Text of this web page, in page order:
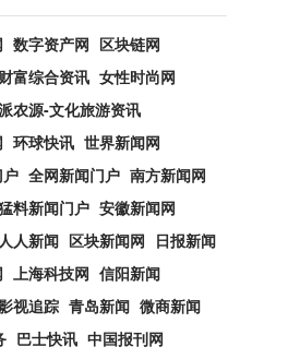
数字资产网 区块链网
财富综合资讯 女性时尚网
农源-文化旅游资讯
环球快讯 世界新闻网
全网新闻门户 南方新闻网
料新闻门户 安徽新闻网
人人新闻 区块新闻网 日报新闻
上海科技网 信阳新闻
视追踪 青岛新闻 微商新闻
巴士快讯 中国报刊网